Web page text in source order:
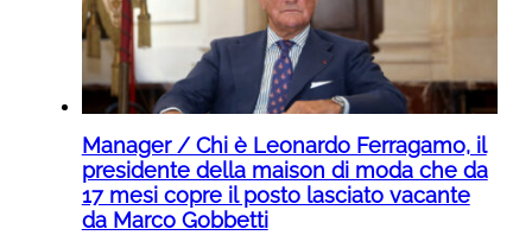
Manager / Chi è Leonardo Ferragamo, il
presidente della maison di moda che da
17 mesi copre il posto lasciato vacante
da Marco Gobbetti